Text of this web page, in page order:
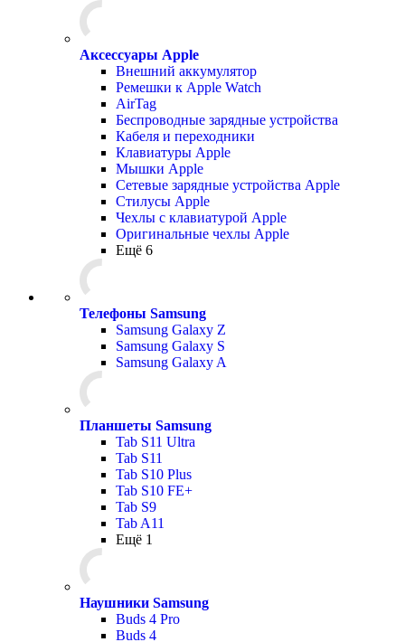
Аксессуары Apple
Внешний аккумулятор
Ремешки к Apple Watch
AirTag
Беспроводные зарядные устройства
Кабеля и переходники
Клавиатуры Apple
Мышки Apple
Сетевые зарядные устройства Apple
Стилусы Apple
Чехлы с клавиатурой Apple
Оригинальные чехлы Apple
Ещё 6
Телефоны Samsung
Samsung Galaxy Z
Samsung Galaxy S
Samsung Galaxy A
Планшеты Samsung
Tab S11 Ultra
Tab S11
Tab S10 Plus
Tab S10 FE+
Tab S9
Tab A11
Ещё 1
Наушники Samsung
Buds 4 Pro
Buds 4